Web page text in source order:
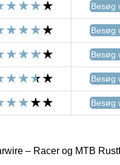
Besøg
Besøg
Besøg
Besøg
Besøg
– Racer og MTB